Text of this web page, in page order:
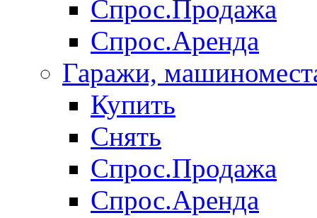
Спрос.Продажа
Спрос.Аренда
Гаражи,
Купить
Снять
Спрос.Продажа
Спрос.Аренда